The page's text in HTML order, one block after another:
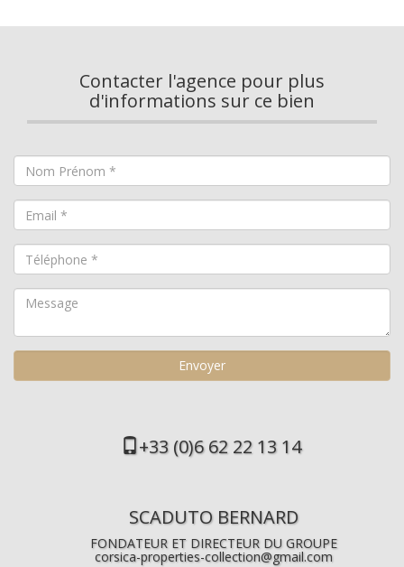
Contacter l'agence pour plus
d'informations sur ce bien
+33 (0)6 62 22 13 14
SCADUTO BERNARD
FONDATEUR ET DIRECTEUR DU GROUPE
corsica-properties-collection@gmail.com